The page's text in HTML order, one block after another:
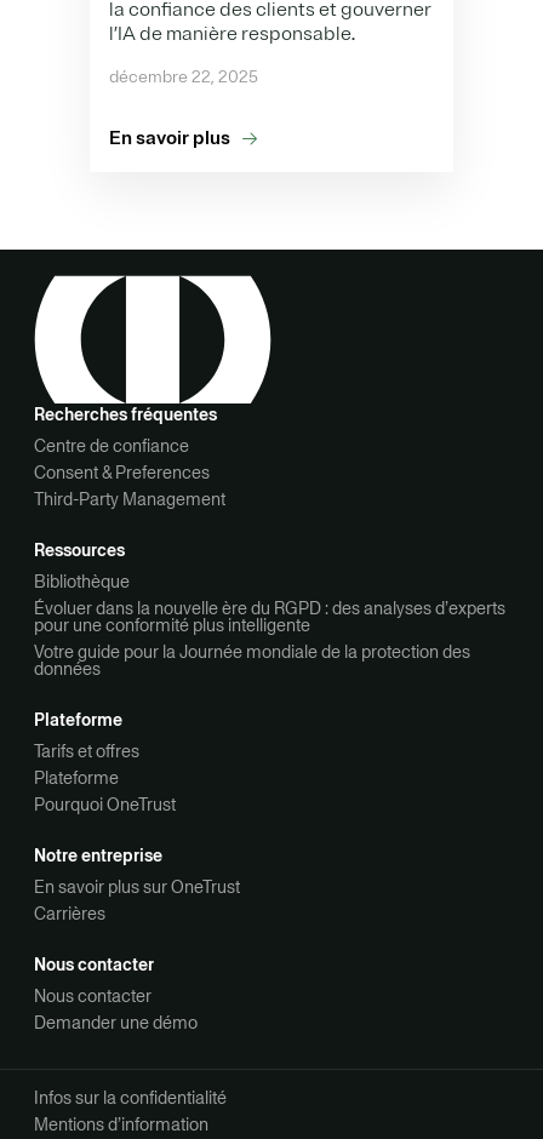
la confiance des clients et gouverner
l’IA de manière responsable.
décembre 22, 2025
En savoir plus
Recherches fréquentes
Centre de confiance
Consent & Preferences
Third-Party Management
Ressources
Bibliothèque
Évoluer dans la nouvelle ère du RGPD : des analyses d’experts
pour une conformité plus intelligente
Votre guide pour la Journée mondiale de la protection des
données
Plateforme
Tarifs et offres
Plateforme
Pourquoi OneTrust
Notre entreprise
En savoir plus sur OneTrust
Carrières
Nous contacter
Nous contacter
Demander une démo
Infos sur la confidentialité
Mentions d’information